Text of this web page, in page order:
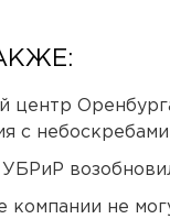
центр
с
компании не